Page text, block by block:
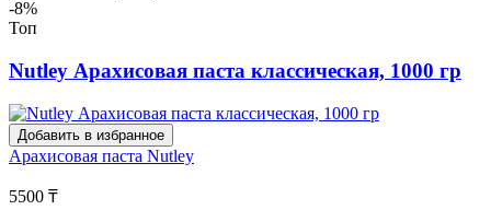
-8%
Топ
Nutley Арахисовая паста классическая, 1000 гр
Добавить в избранное
Арахисовая паста Nutley
5500 ₸